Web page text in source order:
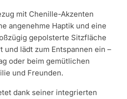
mit Chenille-Akzenten
angenehme Haptik und eine
gepolsterte Sitzfläche
und lädt zum Entspannen ein –
oder beim gemütlichen
und Freunden.
dank seiner integrierten